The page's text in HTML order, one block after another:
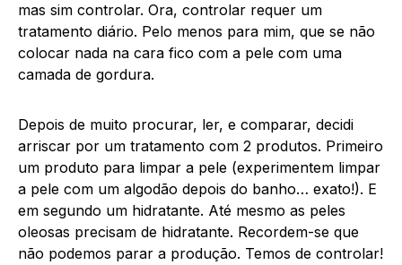
mas sim controlar. Ora, controlar requer um
tratamento diário. Pelo menos para mim, que se não
colocar nada na cara fico com a pele com uma
camada de gordura.
Depois de muito procurar, ler, e comparar, decidi
arriscar por um tratamento com 2 produtos. Primeiro
um produto para limpar a pele (experimentem limpar
a pele com um algodão depois do banho… exato!). E
em segundo um hidratante. Até mesmo as peles
oleosas precisam de hidratante. Recordem-se que
não podemos parar a produção. Temos de controlar!